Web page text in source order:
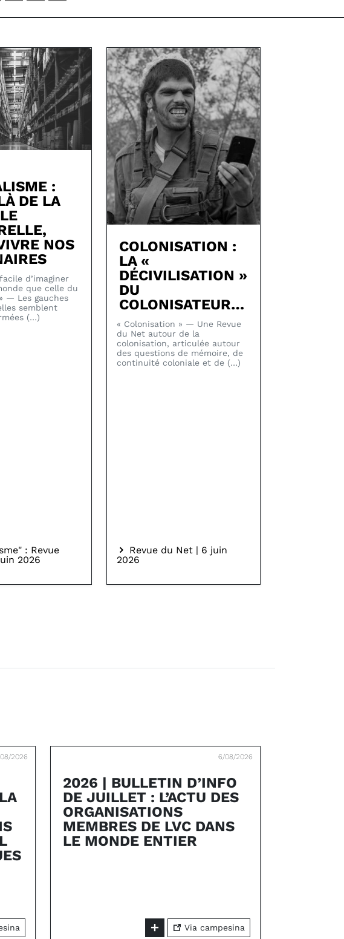
:
DE LA
NOS
d’imaginer
que celle du
— Les gauches
semblent
(…)
: Revue
2026
COLONISATION :
LA «
DÉCIVILISATION »
DU
COLONISATEUR…
« Colonisation » — Une Revue
du Net autour de la
colonisation, articulée autour
des questions de mémoire, de
continuité coloniale et de (…)
Revue du Net | 6 juin
2026
2026 6/08/2026
2026 | BULLETIN D’INFO
DE JUILLET : L’ACTU DES
ORGANISATIONS
MEMBRES DE LVC DANS
LE MONDE ENTIER
Via campesina